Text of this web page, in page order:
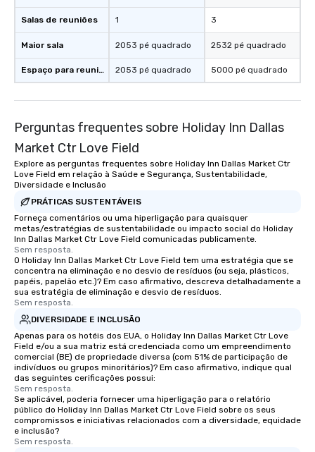
Salas de reuniões
Maior sala
Espaço para reuniões
1
2053 pé quadrado
2053 pé quadrado
3
2532 pé quadrado
5000 pé quadrado
Perguntas frequentes sobre Holiday Inn Dallas
Market Ctr Love Field
Explore as perguntas frequentes sobre Holiday Inn Dallas Market Ctr
Love Field em relação à Saúde e Segurança, Sustentabilidade,
Diversidade e Inclusão
PRÁTICAS SUSTENTÁVEIS
Forneça comentários ou uma hiperligação para quaisquer
metas/estratégias de sustentabilidade ou impacto social do Holiday
Inn Dallas Market Ctr Love Field comunicadas publicamente.
Sem resposta.
O Holiday Inn Dallas Market Ctr Love Field tem uma estratégia que se
concentra na eliminação e no desvio de resíduos (ou seja, plásticos,
papéis, papelão etc.)? Em caso afirmativo, descreva detalhadamente a
sua estratégia de eliminação e desvio de resíduos.
Sem resposta.
DIVERSIDADE E INCLUSÃO
Apenas para os hotéis dos EUA, o Holiday Inn Dallas Market Ctr Love
Field e/ou a sua matriz está credenciada como um empreendimento
comercial (BE) de propriedade diversa (com 51% de participação de
indivíduos ou grupos minoritários)? Em caso afirmativo, indique qual
das seguintes cerificações possui:
Sem resposta.
Se aplicável, poderia fornecer uma hiperligação para o relatório
público do Holiday Inn Dallas Market Ctr Love Field sobre os seus
compromissos e iniciativas relacionados com a diversidade, equidade
e inclusão?
Sem resposta.